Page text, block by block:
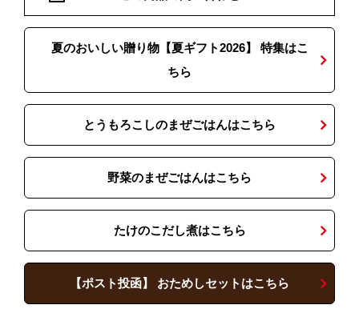
夏のおいしい贈り物【夏ギフト2026】 特集はこ
ちら
とうもろこしのまぜごはんはこちら
野菜のまぜごはんはこちら
たけのこだし煮はこちら
【ポスト投函】 おためしセットはこちら